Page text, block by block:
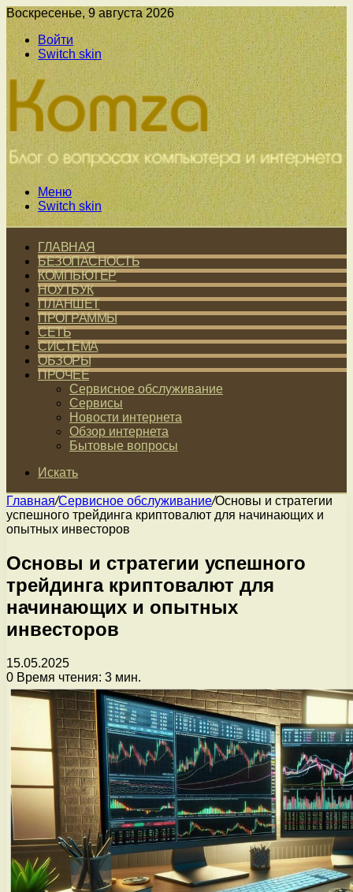
Воскресенье, 9 августа 2026
Войти
Switch skin
Меню
Switch skin
ГЛАВНАЯ
БЕЗОПАСНОСТЬ
КОМПЬЮТЕР
НОУТБУК
ПЛАНШЕТ
ПРОГРАММЫ
СЕТЬ
СИСТЕМА
ОБЗОРЫ
ПРОЧЕЕ
Сервисное обслуживание
Сервисы
Новости интернета
Обзор интернета
Бытовые вопросы
Искать
Главная/Сервисное обслуживание/Основы и стратегии
успешного трейдинга криптовалют для начинающих и
опытных инвесторов
Основы и стратегии успешного
трейдинга криптовалют для
начинающих и опытных
инвесторов
15.05.2025
0 Время чтения: 3 мин.